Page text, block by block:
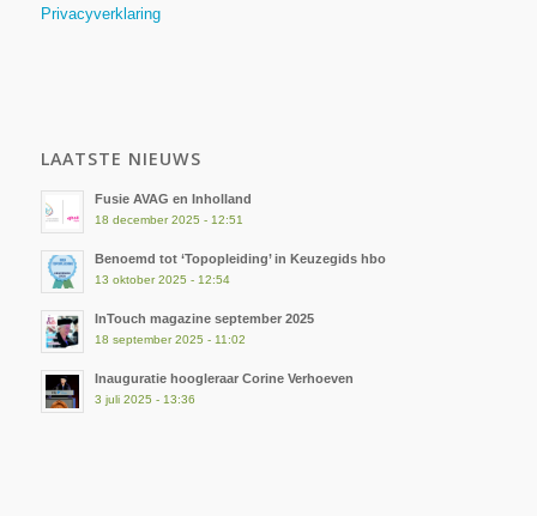
Privacyverklaring
LAATSTE NIEUWS
Fusie AVAG en Inholland
18 december 2025 - 12:51
Benoemd tot ‘Topopleiding’ in Keuzegids hbo
13 oktober 2025 - 12:54
InTouch magazine september 2025
18 september 2025 - 11:02
Inauguratie hoogleraar Corine Verhoeven
3 juli 2025 - 13:36